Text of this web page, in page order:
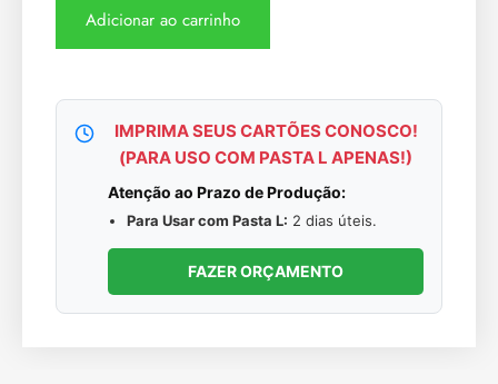
Adicionar ao carrinho
IMPRIMA SEUS CARTÕES CONOSCO!
(PARA USO COM PASTA L APENAS!)
Atenção ao Prazo de Produção:
Para Usar com Pasta L: 2 dias úteis.
FAZER ORÇAMENTO